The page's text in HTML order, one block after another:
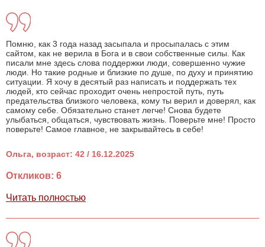
Помню, как 3 года назад засыпала и просыпалась с этим
сайтом, как не верила в Бога и в свои собственные силы. Как
писали мне здесь слова поддержки люди, совершенно чужие
люди. Но такие родные и близкие по душе, по духу и принятию
ситуации. Я хочу в десятый раз написать и поддержать тех
людей, кто сейчас проходит очень непростой путь, путь
предательства близкого человека, кому ты верил и доверял, как
самому себе. Обязательно станет легче! Снова будете
улыбаться, общаться, чувствовать жизнь. Поверьте мне! Просто
поверьте! Самое главное, не закрывайтесь в себе!
Ольга, возраст: 42 / 16.12.2025
Откликов: 6
Читать полностью